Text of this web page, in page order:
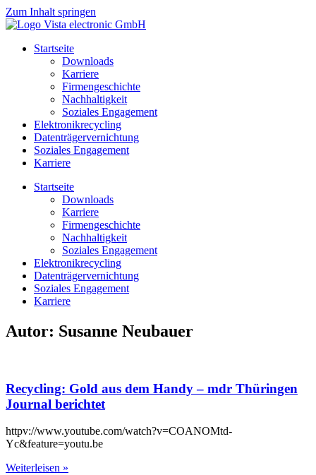
Zum Inhalt springen
Startseite
Downloads
Karriere
Firmengeschichte
Nachhaltigkeit
Soziales Engagement
Elektronikrecycling
Datenträgervernichtung
Soziales Engagement
Karriere
Startseite
Downloads
Karriere
Firmengeschichte
Nachhaltigkeit
Soziales Engagement
Elektronikrecycling
Datenträgervernichtung
Soziales Engagement
Karriere
Autor: Susanne Neubauer
Recycling: Gold aus dem Handy – mdr Thüringen
Journal berichtet
httpv://www.youtube.com/watch?v=COANOMtd-
Yc&feature=youtu.be
Weiterleisen »